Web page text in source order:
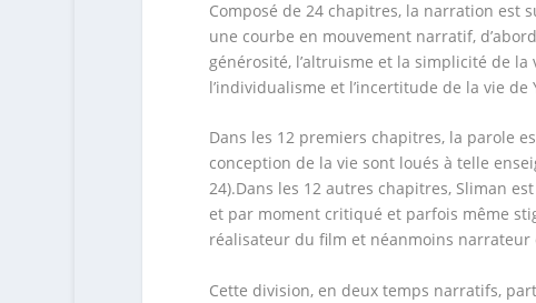
Composé de 24 chapitres, la narration est
une courbe en mouvement narratif,
générosité, l’altruisme et la simplicité de
l’individualisme et l’incertitude de la vie
Dans les 12 premiers chapitres, la parole
conception de la vie sont loués à telle
24).Dans les 12 autres chapitres, Sliman
et par moment critiqué et parfois même
réalisateur du film et néanmoins narrateur
Cette division, en deux temps narratifs,